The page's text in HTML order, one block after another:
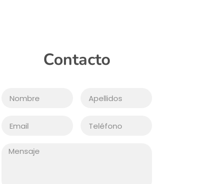
Contacto